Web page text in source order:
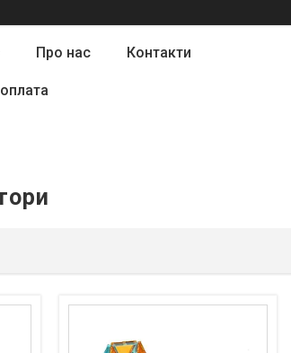
Про нас Контакти